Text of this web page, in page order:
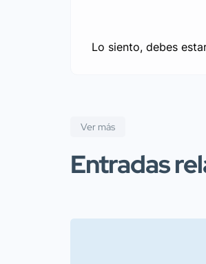
Lo siento, debes
Ver más
Entradas